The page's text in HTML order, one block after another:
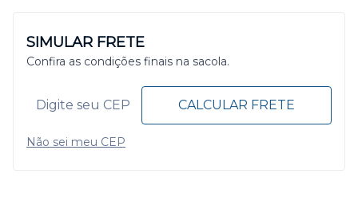
SIMULAR FRETE
Confira as condições finais na sacola.
CALCULAR FRETE
Não sei meu CEP